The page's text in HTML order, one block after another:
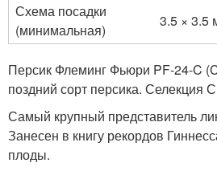
Схема посадки
(минимальная)
3.5 × 3.5
Персик Флеминг Фьюри PF-24-C
поздний сорт персика. Селекция
Самый крупный представитель
Занесен в книгу рекордов
плоды.